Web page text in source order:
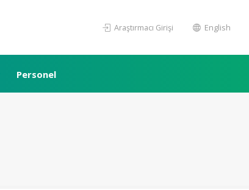
Araştırmacı Girişi English
Personel